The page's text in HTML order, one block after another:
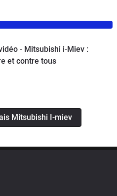
- Mitsubishi i-Miev :
et contre tous
Mitsubishi I-miev